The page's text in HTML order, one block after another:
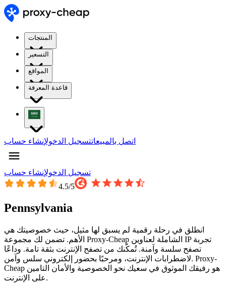
المنتجات
التسعير
المواقع
قاعدة المعرفة
اتصل بالمبيعاتتسجيل الدخولإنشاء حساب
تسجيل الدخولإنشاء حساب
4.5/5
Pennsylvania
انطلق في رحلة رقمية لم يسبق لها مثيل، حيث خصوصيتك هي
الأهم. تضمن لك مجموعة Proxy-Cheap الشاملة لعناوين IP تجربة
تصفح سلسة وآمنة. تُمكّنك من تصفح الإنترنت بثقة تامة. وداعًا
لاضطرابات الإنترنت، ومرحبًا بحضور إلكتروني سلس وآمن. Proxy-
Cheap هو رفيقك الموثوق في سعيك نحو الخصوصية والأمان التامين
على الإنترنت.